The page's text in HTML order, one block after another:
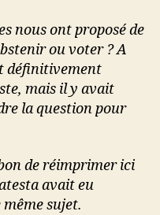
nous ont proposé de
ou voter ? A
définitivement
mais il y avait
la question pour
de réimprimer ici
avait eu
sujet.